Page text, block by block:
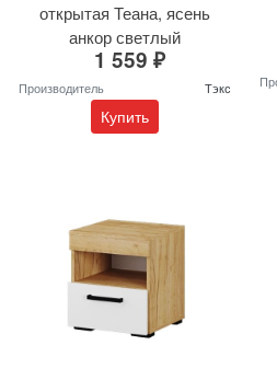
открытая Теана, ясень
анкор светлый
1 559 ₽
Производитель Тэкс
Купить